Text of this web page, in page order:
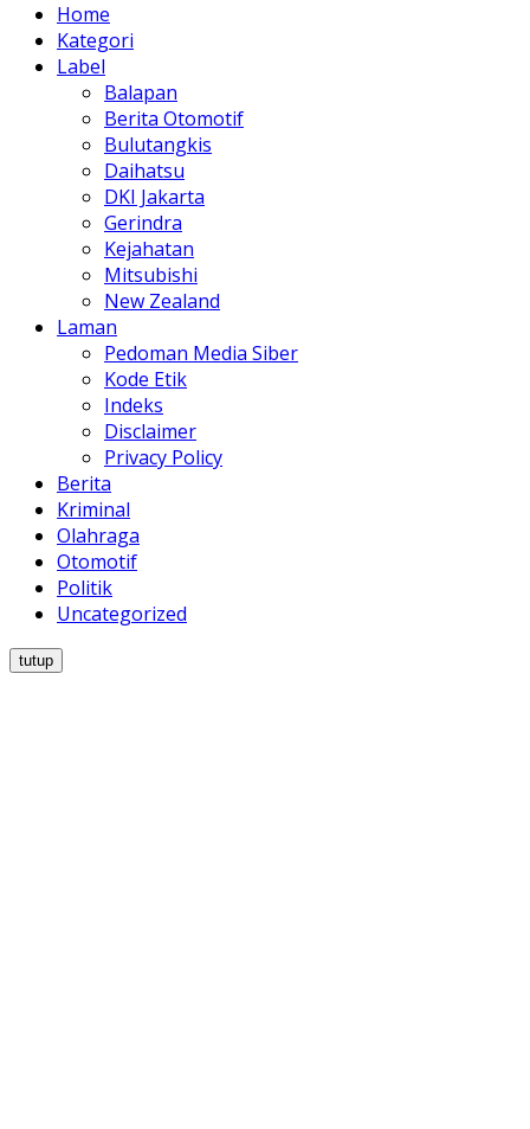
Home
Kategori
Label
Balapan
Berita Otomotif
Bulutangkis
Daihatsu
DKI Jakarta
Gerindra
Kejahatan
Mitsubishi
New Zealand
Laman
Pedoman Media Siber
Kode Etik
Indeks
Disclaimer
Privacy Policy
Berita
Kriminal
Olahraga
Otomotif
Politik
Uncategorized
tutup